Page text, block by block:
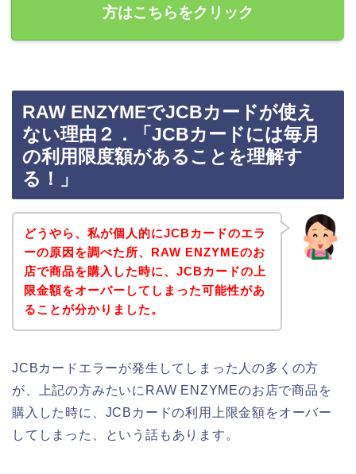
方はこちらをクリック
RAW ENZYMEでJCBカードが使え
ない理由２．「JCBカードには毎月
の利用限度額があることを理解す
る！」
どうやら、私が個人的にJCBカードのエラ
ーの原因を調べた所、RAW ENZYMEのお
店で商品を購入した時に、JCBカードの上
限金額をオーバーしてしまった可能性があ
ることが分かりました。
JCBカードエラーが発生してしまった人の多くの方
が、上記の方みたいにRAW ENZYMEのお店で商品を
購入した時に、JCBカードの利用上限金額をオーバー
してしまった、という話もあります。